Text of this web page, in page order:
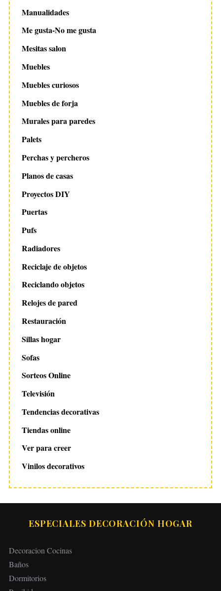
Manualidades
Me gusta-No me gusta
Mesitas salon
Muebles
Muebles curiosos
Muebles de forja
Murales para paredes
Palets
Perchas y percheros
Planos de casas
Proyectos DIY
Puertas
Pufs
Radiadores
Reciclaje de objetos
Reciclando objetos
Relojes de pared
Restauración
Sillas hogar
Sofas
Sorteos Online
Televisión
Tendencias decorativas
Tiendas online
Ver para creer
Vinilos decorativos
ESPECIALES DECORACIÓN HOGAR
Decoracion Cocinas
Baños
Dormitorios